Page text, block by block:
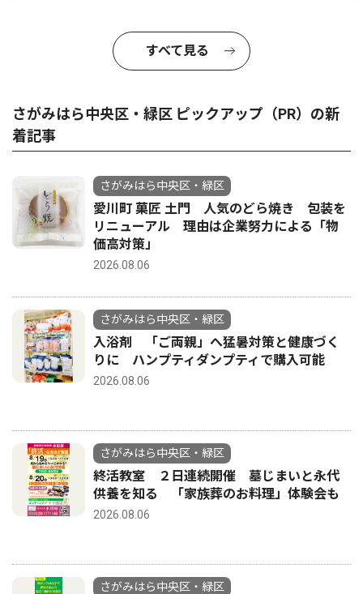
すべて見る
さがみはら中央区・緑区 ピックアップ（PR）の新
着記事
さがみはら中央区・緑区
愛川町 菓匠 土門 人気のどら焼き 包装を
リニューアル 理由は企業努力による「物
価高対策」
2026.08.06
さがみはら中央区・緑区
入浴剤 「ご両親」へ猛暑対策と健康づく
りに ハンプティダンプティで購入可能
2026.08.06
さがみはら中央区・緑区
終活教室 ２日連続開催 墓じまいと永代
供養を知る 「家族葬のお料理」体験会も
2026.08.06
さがみはら中央区・緑区